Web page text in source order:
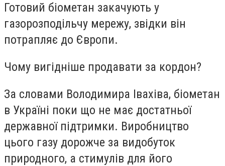
Готовий біометан закачують у
газорозподільчу мережу, звідки він
потрапляє до Європи.
Чому вигідніше продавати за кордон?
За словами Володимира Івахіва, біометан
в Україні поки що не має достатньої
державної підтримки. Виробництво
цього газу дорожче за видобуток
природного, а стимулів для його